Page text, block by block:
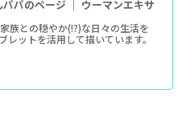
パパのページ ｜ ウーマンエキサ
族との穏やか(!?)な日々の生活を
レットを活用して描いています。